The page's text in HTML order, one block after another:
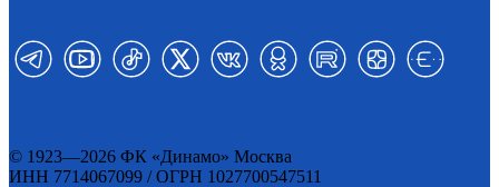
© 1923—2026 ФК «Динамо» Москва
ИНН 7714067099 / ОГРН 1027700547511